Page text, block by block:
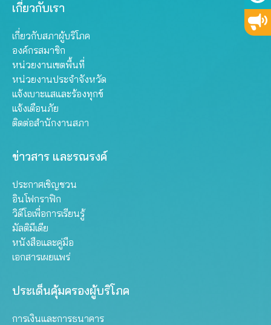
เกี่ยวกับเรา
เกี่ยวกับสภาผู้บริโภค
องค์กรสมาชิก
หน่วยงานเขตพื้นที่
หน่วยงานประจำจังหวัด
แจ้งเบาะแสและร้องทุกข์
แจ้งเตือนภัย
ติดต่อสำนักงานสภา
ข่าวสาร และรณรงค์
ประกาศเชิญชวน
อินโฟกราฟิก
วิดีโอเพื่อการเรียนรู้
มัลติมีเดีย
หนังสือและคู่มือ
เอกสารเผยแพร่
ประเด็นคุ้มครองผู้บริโภค
การเงินและการธนาคาร